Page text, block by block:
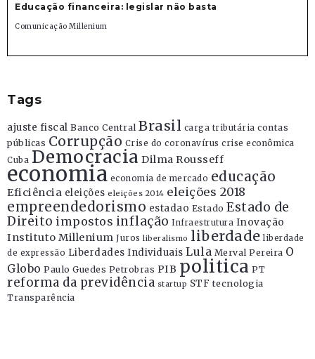
Educação financeira: legislar não basta
Comunicação Millenium
Tags
ajuste fiscal Banco Central Brasil carga tributária contas
públicas Corrupção Crise do coronavírus crise econômica
Cuba Democracia Dilma Rousseff
economia economia de mercado educação
Eficiência eleições eleições 2014 eleições 2018
empreendedorismo estadao Estado Estado de
Direito impostos inflação Infraestrutura Inovação
Instituto Millenium Juros liberalismo liberdade liberdade
de expressão Liberdades Individuais Lula Merval Pereira O
Globo Paulo Guedes Petrobras PIB politica PT
reforma da previdência startup STF tecnologia
Transparência